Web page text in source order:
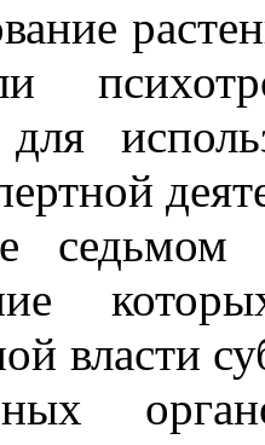
для
седьмом
власти